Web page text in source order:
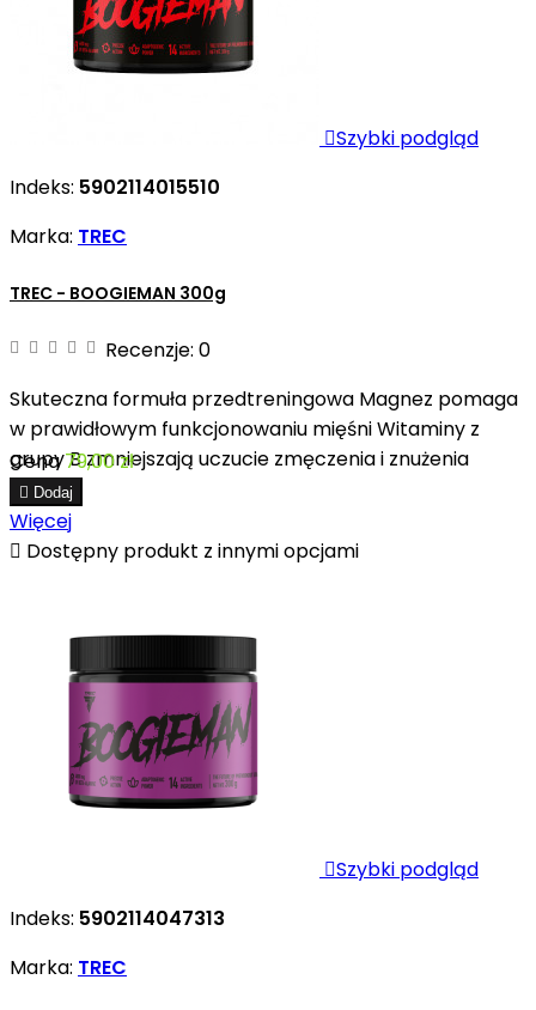
Szybki podgląd
Indeks: 5902114015510
Marka: TREC
TREC - BOOGIEMAN 300g
Recenzje: 0
Skuteczna formuła przedtreningowa Magnez pomaga
w prawidłowym funkcjonowaniu mięśni Witaminy z
grupy B zmniejszają uczucie zmęczenia i znużenia
Cena 79,00 zł
 Dodaj
Więcej
 Dostępny produkt z innymi opcjami
Szybki podgląd
Indeks: 5902114047313
Marka: TREC